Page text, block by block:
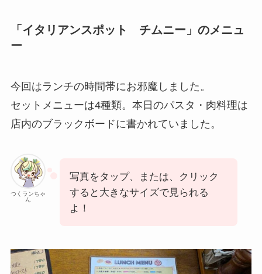
「イタリアンスポット チムニー」のメニュ
ー
今回はランチの時間帯にお邪魔しました。
セットメニューは4種類。本日のパスタ・肉料理は
店内のブラックボードに書かれていました。
つくランちゃ
ん
写真をタップ、または、クリック
すると大きなサイズで見られる
よ！